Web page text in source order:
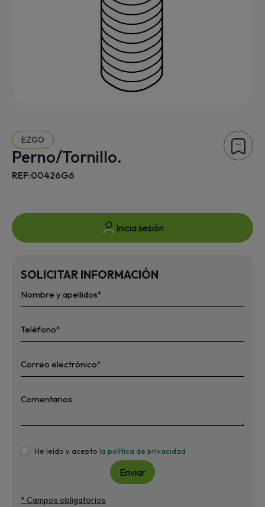
EZGO
Perno/Tornillo.
REF:00426G6
Inicia sesión
SOLICITAR INFORMACIÓN
He leído y acepto la política de privacidad
Enviar
* Campos obligatorios